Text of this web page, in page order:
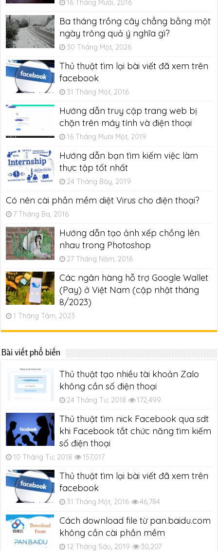
16 Tháng Mười, 2016
Ba tháng trồng cây chẳng bằng một
ngày trông quả ý nghĩa gì?
30 Tháng Một, 2026
Thủ thuật tìm lại bài viết đã xem trên
facebook
31 Tháng Một, 2016
Hướng dẫn truy cập trang web bị
chặn trên máy tính và điện thoại
16 Tháng Mười Một, 2019
Hướng dẫn bạn tìm kiếm việc làm
thực tập tốt nhất
24 Tháng Bảy, 2019
Có nên cài phần mềm diệt Virus cho điện thoại?
7 Tháng Ba, 2016
Hướng dẫn tạo ảnh xếp chồng lên
nhau trong Photoshop
27 Tháng Năm, 2016
Các ngân hàng hỗ trợ Google Wallet
(Pay) ở Việt Nam (cập nhật tháng
8/2023)
1 Tháng Tám, 2023
Bài viết phổ biến
Thủ thuật tạo nhiều tài khoản Zalo
không cần số điện thoại
24 Tháng Tư, 2018 172,499
Thủ thuật tìm nick Facebook qua sdt
khi Facebook tắt chức năng tìm kiếm
số điện thoại
10 Tháng Tư, 2018 157,017
Thủ thuật tìm lại bài viết đã xem trên
facebook
31 Tháng Một, 2016 46,784
Cách download file từ pan.baidu.com
không cần cài phần mềm
12 Tháng Sáu, 2019 30,207